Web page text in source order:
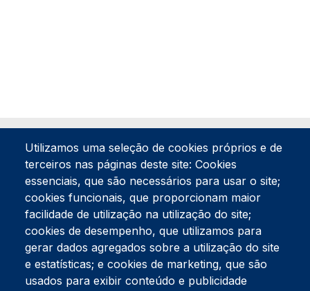
Tel:234 390 100Fax:234 390 100
Endereço Postal
Apartado 42
Rua Gil Eanes 31
Utilizamos uma seleção de cookies próprios e de
terceiros nas páginas deste site: Cookies
essenciais, que são necessários para usar o site;
cookies funcionais, que proporcionam maior
facilidade de utilização na utilização do site;
cookies de desempenho, que utilizamos para
gerar dados agregados sobre a utilização do site
e estatísticas; e cookies de marketing, que são
usados para exibir conteúdo e publicidade